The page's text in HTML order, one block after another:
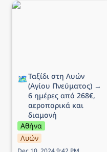
Ταξίδι στη Λυών (Αγίου
🗺️Ταξίδι στη Λυών
(Αγίου Πνεύματος) →
6 ημέρες από 268€,
αεροπορικά και
διαμονή
Αθήνα
Λυών